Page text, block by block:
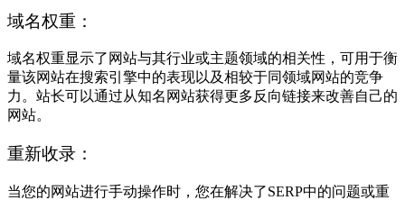
域名权重：
域名权重显示了网站与其行业或主题领域的相关性，可用于衡
量该网站在搜索引擎中的表现以及相较于同领域网站的竞争
力。站长可以通过从知名网站获得更多反向链接来改善自己的
网站。
重新收录：
当您的网站进行手动操作时，您在解决了SERP中的问题或重